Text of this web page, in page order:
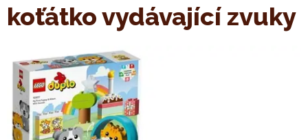
koťátko vydávající zvuky